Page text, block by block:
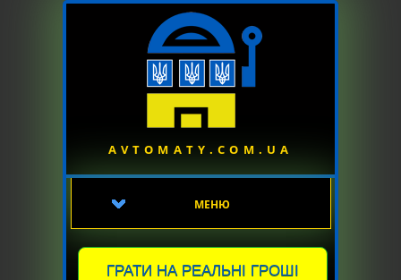
AVTOMATY.COM.UA
МЕНЮ
ГРАТИ НА РЕАЛЬНІ ГРОШІ